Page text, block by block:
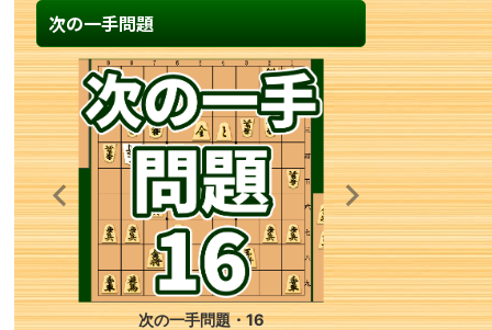
次の一手問題
次の一手問題・16